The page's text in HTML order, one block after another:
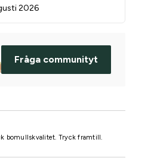
2026
Fråga communityt
bomullskvalitet. Tryck framtill.